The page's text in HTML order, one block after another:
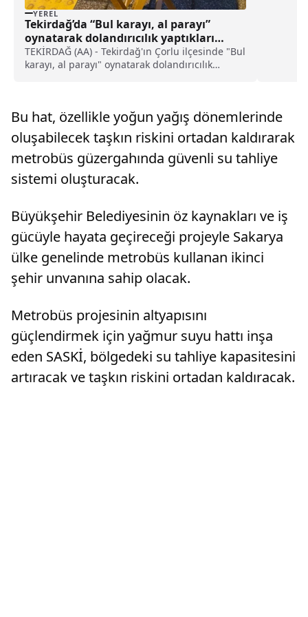
YEREL
Tekirdağ’da “Bul karayı, al parayı”
oynatarak dolandırıcılık yaptıkları
iddiasıyla 3 şüpheli yakalandı
TEKİRDAĞ (AA) - Tekirdağ'ın Çorlu ilçesinde "Bul
karayı, al parayı" oynatarak dolandırıcılık
edilen şüphelilere yön...
Bu hat, özellikle yoğun yağış dönemlerinde
oluşabilecek taşkın riskini ortadan kaldırarak
metrobüs güzergahında güvenli su tahliye
sistemi oluşturacak.
Büyükşehir Belediyesinin öz kaynakları ve iş
gücüyle hayata geçireceği projeyle Sakarya
ülke genelinde metrobüs kullanan ikinci
şehir unvanına sahip olacak.
Metrobüs projesinin altyapısını
güçlendirmek için yağmur suyu hattı inşa
eden SASKİ, bölgedeki su tahliye kapasitesini
artıracak ve taşkın riskini ortadan kaldıracak.